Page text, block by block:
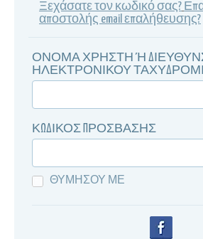
Ξεχάσατε τον κωδικό σας?
αποστολής email επαλήθευσης?
ΟΝΟΜΑ ΧΡΉΣΤΗ Ή
ΛΕΚΤΡΟΝΙΚΟΎ
ΚΩΔΙΚΌΣ ΠΡΌΣΒΑΣΗΣ
ΘΥΜΉΣΟΥ ΜΕ